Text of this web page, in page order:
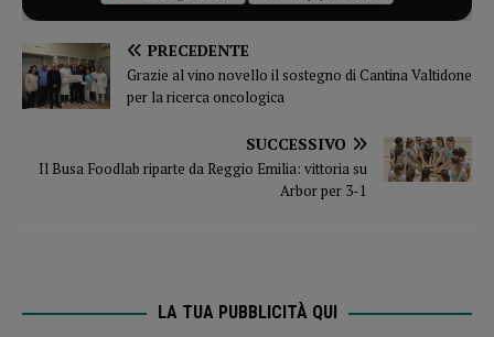
PRECEDENTE
Grazie al vino novello il sostegno di Cantina Valtidone
per la ricerca oncologica
SUCCESSIVO
Il Busa Foodlab riparte da Reggio Emilia: vittoria su
Arbor per 3-1
LA TUA PUBBLICITÀ QUI